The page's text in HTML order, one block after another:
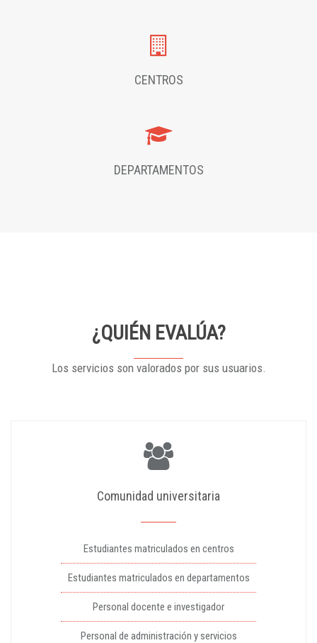
CENTROS
DEPARTAMENTOS
¿QUIÉN EVALÚA?
Los servicios son valorados por sus usuarios.
Comunidad universitaria
Estudiantes matriculados en centros
Estudiantes matriculados en departamentos
Personal docente e investigador
Personal de administración y servicios